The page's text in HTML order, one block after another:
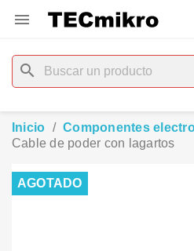

search
Inicio Componentes
Cable de poder con lagartos
AGOTADO